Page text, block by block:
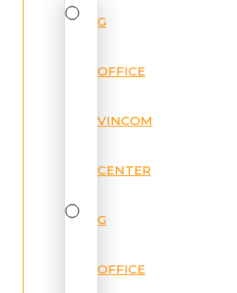
G
OFFICE
VINCOM
CENTER
G
OFFICE